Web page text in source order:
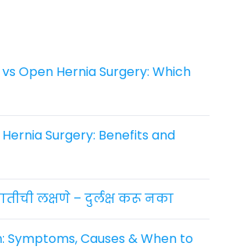
Open Hernia Surgery: Which
Surgery: Benefits and
लक्षणे – दुर्लक्ष करू नका
Symptoms, Causes & When to